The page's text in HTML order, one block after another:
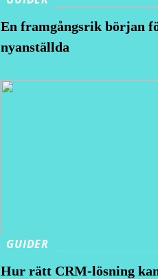
En framgångsrik början
nyanställda
GUIDER
Hur rätt CRM-lösning